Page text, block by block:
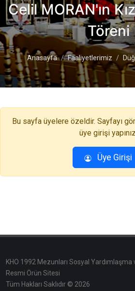
Celil MORAN'ın
Töreni
Anasayfa Faaliyetlerimiz
Bu sayfa üyelere özeldir. Sayfayı
üye girişi
Üye Girişi
KHO 1992 Mezunları Sosyal Yardımlaşma
Resmi Örün Sitesi
Tüm Hakları Saklıdır © 2026